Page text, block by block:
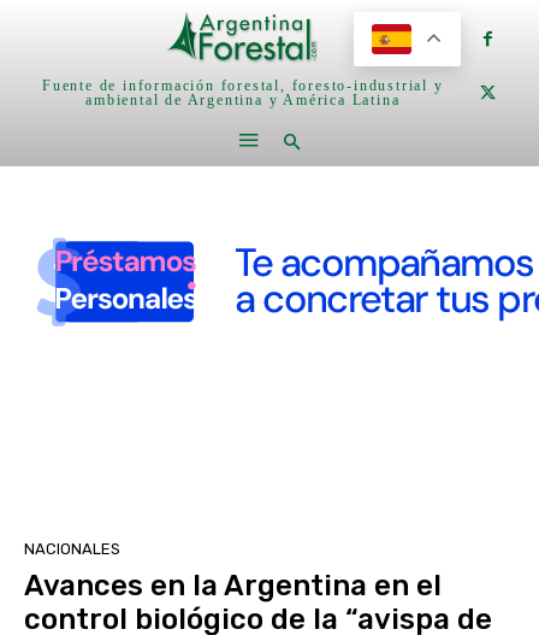
Fuente de información forestal, foresto-industrial y
ambiental de Argentina y América Latina
NACIONALES
Avances en la Argentina en el
control biológico de la “avispa de